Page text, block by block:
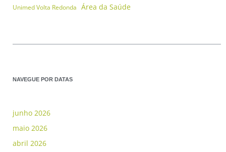
Unimed Volta Redonda Área da Saúde
NAVEGUE POR DATAS
junho 2026
maio 2026
abril 2026